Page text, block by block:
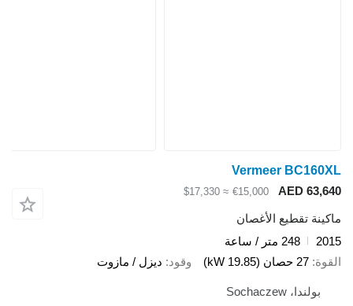
Vermeer
AED
€15,000
≈ $17,330
تقطيع الأغصان
248 متر / ساعة
27 حصان (19.85 kW) وقود ديزل / مازوت
بولندا، Sochaczew